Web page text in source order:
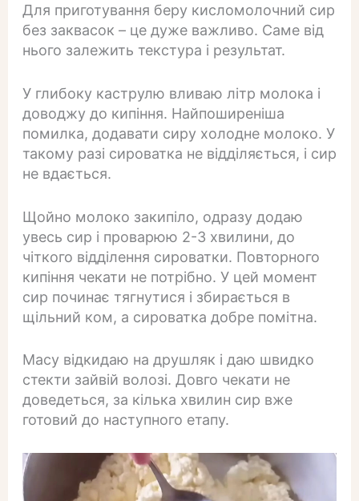
Для приготування беру кисломолочний сир
без заквасок – це дуже важливо. Саме від
нього залежить текстура і результат.
У глибоку каструлю вливаю літр молока і
доводжу до кипіння. Найпоширеніша
помилка, додавати сиру холодне молоко. У
такому разі сироватка не відділяється, і сир
не вдається.
Щойно молоко закипіло, одразу додаю
увесь сир і проварюю 2-3 хвилини, до
чіткого відділення сироватки. Повторного
кипіння чекати не потрібно. У цей момент
сир починає тягнутися і збирається в
щільний ком, а сироватка добре помітна.
Масу відкидаю на друшляк і даю швидко
стекти зайвій волозі. Довго чекати не
доведеться, за кілька хвилин сир вже
готовий до наступного етапу.